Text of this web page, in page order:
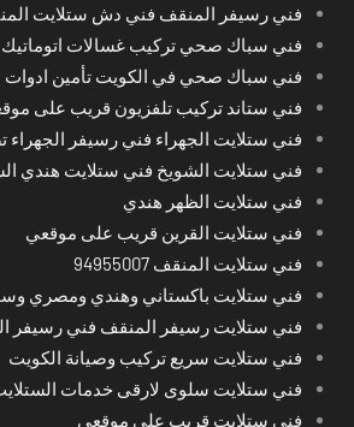
فني رسيفر المنقف فني دش ستلايت
فني سباك صحي تركيب غسالات اتوماتيك
فني سباك صحي في الكويت تأمين
فني ستاند تركيب تلفزيون قريب على
فني ستلايت الجهراء فني رسيفر الجهراء
فني ستلايت الشويخ فني ستلايت هندي
فني ستلايت الظهر هندي
فني ستلايت القرين قريب على موقعي
فني ستلايت المنقف 94955007
فني ستلايت باكستاني وهندي ومصري
فني ستلايت رسيفر المنقف فني رسيفر
فني ستلايت سريع تركيب وصيانة الكويت
فني ستلايت سلوى لارقى خدمات
فني ستلايت قريب على موقعي